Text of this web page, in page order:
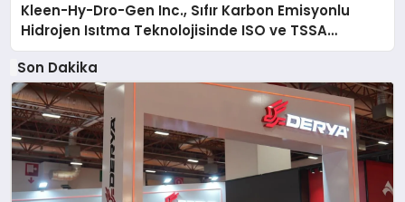
Kleen-Hy-Dro-Gen Inc., Sıfır Karbon Emisyonlu
Hidrojen Isıtma Teknolojisinde ISO ve TSSA
Düzenleyici Onaylarını Aldı
Son Dakika